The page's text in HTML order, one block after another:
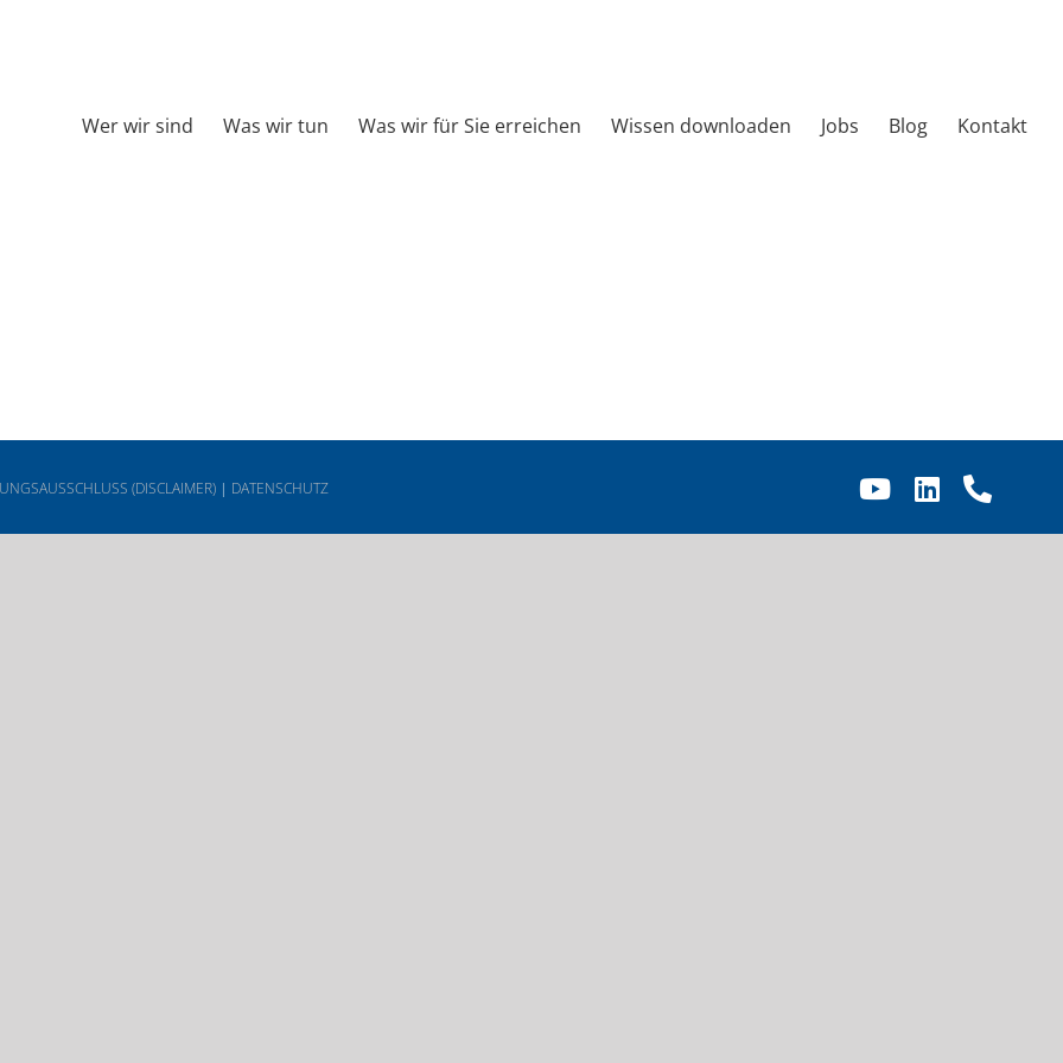
Wer wir sind Was wir tun Was wir für Sie erreichen Wissen downloaden Jobs Blog Kontakt
(DISCLAIMER) | DATENSCHUTZ YouTube
LinkedIn